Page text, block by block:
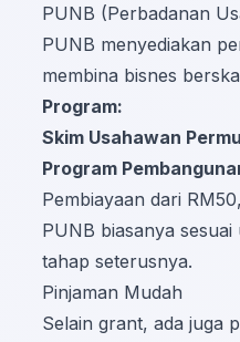
PUNB (Perbadanan
PUNB menyediakan
membina bisnes
Program:
Skim Usahawan
Program
Pembiayaan dari
PUNB biasanya
tahap seterusnya.
Pinjaman Mudah
Selain grant, ada juga